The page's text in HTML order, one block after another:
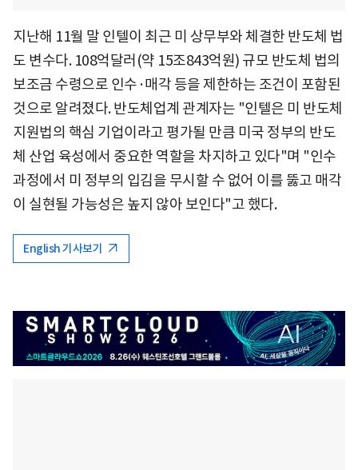
지난해 11월 말 인텔이 최근 미 상무부와 체결한 반도체 법
도 변수다. 108억달러(약 15조843억원) 규모 반도체 법의
보조금 수령으로 인수·매각 등을 제한하는 조건이 포함된
것으로 알려졌다. 반도체업계 관계자는 "인텔은 미 반도체
지원법의 핵심 기업이라고 평가될 만큼 미국 정부의 반도
체 산업 육성에서 중요한 역할을 차지하고 있다"며 "인수
과정에서 미 정부의 입김을 무시할 수 없어 이를 뚫고 매각
이 실현될 가능성은 높지 않아 보인다"고 했다.
English 기사보기